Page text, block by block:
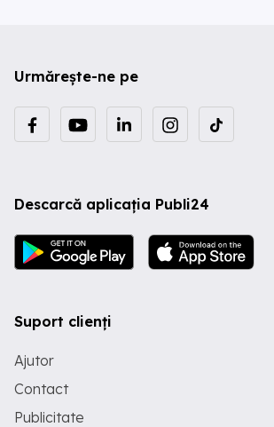
Urmărește-ne pe
Descarcă aplicația Publi24
Suport clienți
Ajutor
Contact
Publicitate